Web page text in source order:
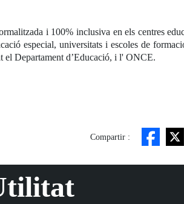
i 100% inclusiva en els centres
especial, universitats i escoles de
el Departament d’Educació, i l' ONCE.
Compartir :